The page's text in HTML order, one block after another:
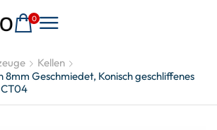
0
Kellen
8mm Geschmiedet, Konisch geschliffenes